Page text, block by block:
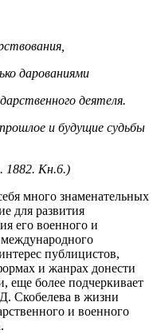
дарованиями
деятеля.
и будущие судьбы
Кн.6.)
много знаменательных
для развития
его военного и
публицистов,
и жанрах донести
еще более подчеркивает
Скобелева в жизни
и военного